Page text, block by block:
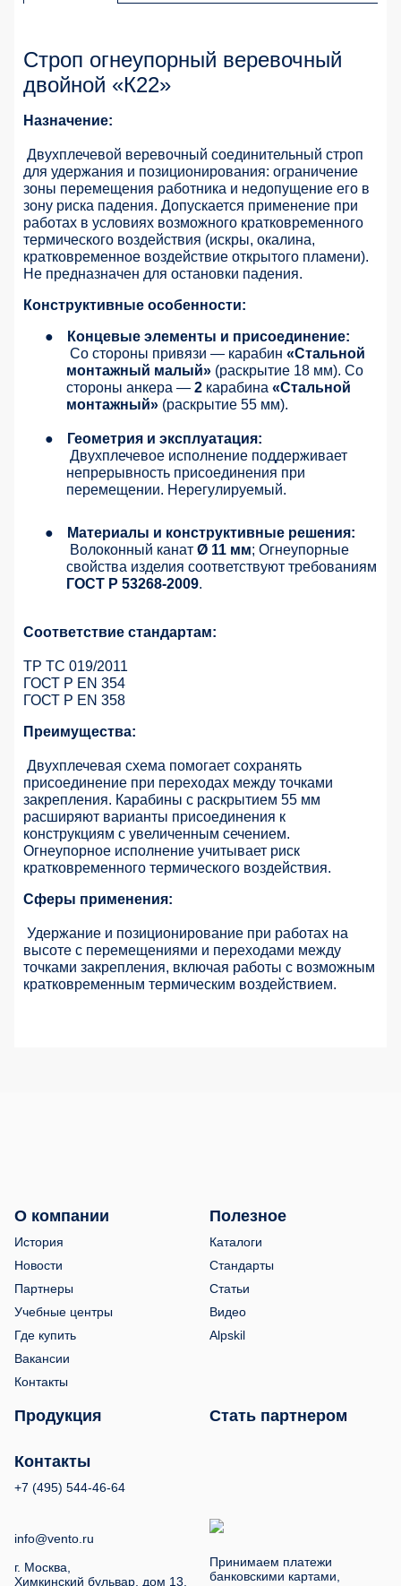
Строп огнеупорный веревочный
двойной «К22»
Назначение:
Двухплечевой веревочный соединительный строп
для удержания и позиционирования: ограничение
зоны перемещения работника и недопущение его в
зону риска падения. Допускается применение при
работах в условиях возможного кратковременного
термического воздействия (искры, окалина,
кратковременное воздействие открытого пламени).
Не предназначен для остановки падения.
Конструктивные особенности:
●
Концевые элементы и присоединение:
Со стороны привязи — карабин «Стальной
монтажный малый» (раскрытие 18 мм). Со
стороны анкера — 2 карабина «Стальной
монтажный» (раскрытие 55 мм).
●
Геометрия и эксплуатация:
Двухплечевое исполнение поддерживает
непрерывность присоединения при
перемещении. Нерегулируемый.
●
Материалы и конструктивные решения:
Волоконный канат Ø 11 мм; Огнеупорные
свойства изделия соответствуют требованиям
ГОСТ Р 53268-2009.
Соответствие стандартам:
ТР ТС 019/2011
ГОСТ Р EN 354
ГОСТ Р EN 358
Преимущества:
Двухплечевая схема помогает сохранять
присоединение при переходах между точками
закрепления. Карабины с раскрытием 55 мм
расширяют варианты присоединения к
конструкциям с увеличенным сечением.
Огнеупорное исполнение учитывает риск
кратковременного термического воздействия.
Сферы применения:
Удержание и позиционирование при работах на
высоте с перемещениями и переходами между
точками закрепления, включая работы с возможным
кратковременным термическим воздействием.
О компании
История
Новости
Партнеры
Учебные центры
Где купить
Вакансии
Контакты
Полезное
Каталоги
Стандарты
Статьи
Видео
Alpskil
Продукция Стать партнером
Контакты
+7 (495) 544-46-64
info@vento.ru
г. Москва,
Химкинский бульвар, дом 13.
Принимаем платежи
банковскими картами,